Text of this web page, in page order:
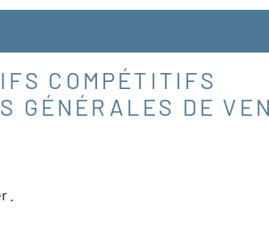
COMPÉTITIFS
GÉNÉRALES DE
.